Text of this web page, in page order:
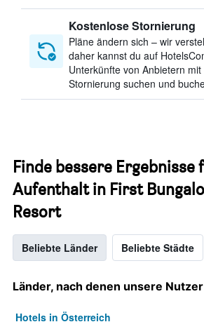
Kostenlose Stornierung
Pläne ändern sich – wir
daher kannst du auf
Unterkünfte von Anbietern
Stornierung suchen und
Finde bessere Ergebnisse
Aufenthalt in First
Resort
Beliebte Länder Beliebte Städte
Länder, nach denen unsere
Hotels in Österreich